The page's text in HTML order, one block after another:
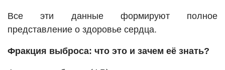
Все эти данные формируют полное
представление о здоровье сердца.
Фракция выброса: что это и зачем её знать?